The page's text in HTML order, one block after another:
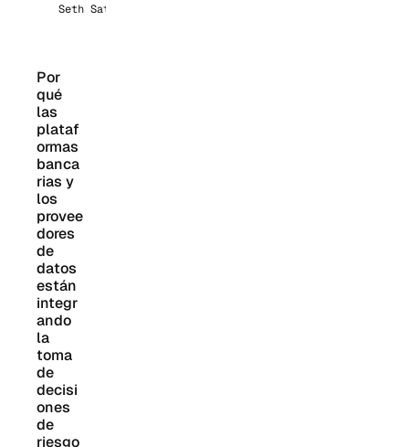
de junio
de la
directriz
314(b)
de
FinCEN
aclara
la
cobertu
ra
contra
fraudes,
la
confide
ncialida
d de los
Reporte
s de
Activida
des
Sospec
Seth Sattler
Por
qué
las
plataf
ormas
banca
rias y
los
provee
dores
de
datos
están
integr
ando
la
toma
de
decisi
ones
de
riesgo